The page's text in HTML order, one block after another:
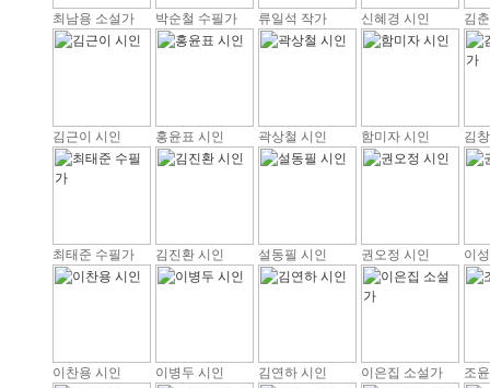
최남용 소설가 박순철 수필가 류일석 작가 신혜경 시인 김
김근이 시인 홍윤표 시인 곽상철 시인 함미자 시인 김
최태준 수필가 김진환 시인 설동필 시인 권오정 시인 이
이찬용 시인 이병두 시인 김연하 시인 이은집 소설가 조